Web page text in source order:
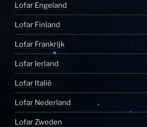
Lofar Engeland
Lofar Finland
Lofar Frankrijk
Lofar Ierland
Lofar Italië
Lofar Nederland
Lofar Zweden